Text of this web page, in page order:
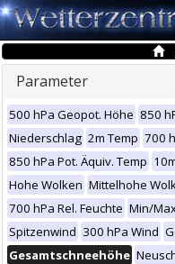
Parameter
500 hPa Geopot. Höhe 850
Niederschlag 2m Temp 700
850 hPa Pot. Äquiv. Temp
Hohe Wolken Mittelhohe
700 hPa Rel. Feuchte Min/
Spitzenwind 300 hPa Wind
Gesamtschneehöhe